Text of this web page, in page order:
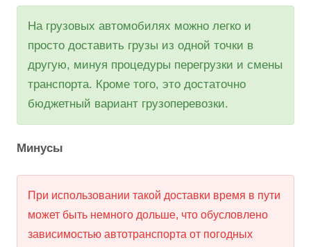
На грузовых автомобилях можно легко и
просто доставить грузы из одной точки в
другую, минуя процедуры перегрузки и смены
транспорта. Кроме того, это достаточно
бюджетный вариант грузоперевозки.
Минусы
При использовании такой доставки время в пути
может быть немного дольше, что обусловлено
зависимостью автотранспорта от погодных